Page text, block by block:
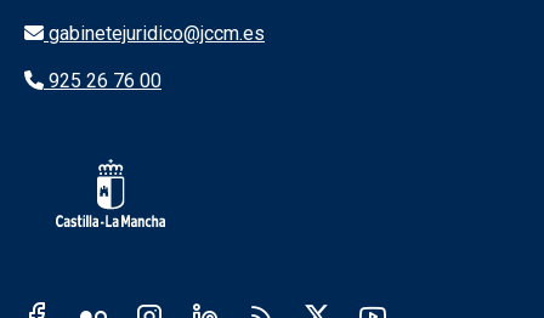
gabinetejuridico@jccm.es
925 26 76 00